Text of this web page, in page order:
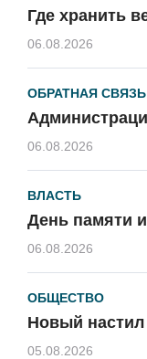
Где хранить
06.08.2026
ОБРАТНАЯ СВЯЗЬ
06.08.2026
ВЛАСТЬ
День памяти
06.08.2026
ОБЩЕСТВО
Новый настил
05.08.2026